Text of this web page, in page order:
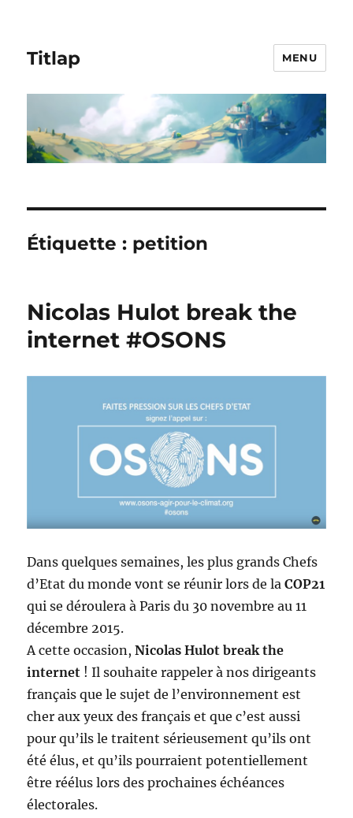
Titlap MENU
Étiquette : petition
Nicolas Hulot break the
internet #OSONS
Dans quelques semaines, les plus grands Chefs
d’Etat du monde vont se réunir lors de laCOP21
qui se déroulera à Paris du 30 novembre au 11
décembre 2015.
A cette occasion,Nicolas Hulot break the
internet ! Il souhaite rappeler à nos dirigeants
français que le sujet de l’environnement est
cher aux yeux des français et que c’est aussi
pour qu’ils le traitent sérieusement qu’ils ont
été élus, et qu’ils pourraient potentiellement
être réélus lors des prochaines échéances
électorales.